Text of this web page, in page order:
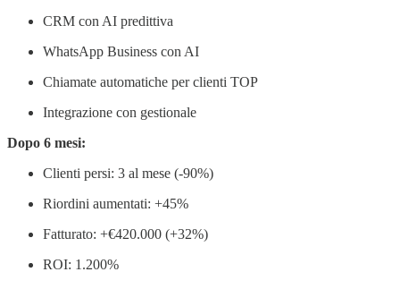
CRM con AI predittiva
WhatsApp Business con AI
Chiamate automatiche per clienti TOP
Integrazione con gestionale
Dopo 6 mesi:
Clienti persi: 3 al mese (-90%)
Riordini aumentati: +45%
Fatturato: +€420.000 (+32%)
ROI: 1.200%